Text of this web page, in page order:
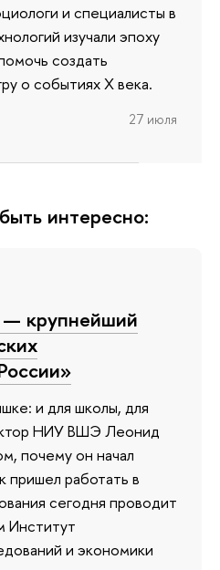
и специалисты в
изучали эпоху
создать
о событиях X века.
27 июля
интересно:
крупнейший
и для школы, для
НИУ ВШЭ Леонид
почему он начал
пришел работать в
сегодня проводит
Институт
и экономики